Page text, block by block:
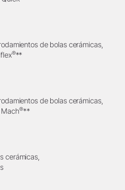
de bolas cerámicas,
®**
de bolas cerámicas,
®**
cerámicas,